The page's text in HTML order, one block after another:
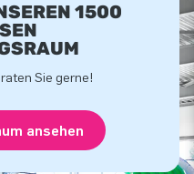
1500
A
Sie gerne!
ansehen